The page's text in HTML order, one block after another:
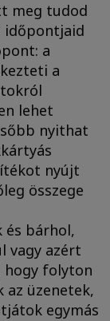
meg tudod
időpontjaid
a
a
lehet
nyithat
nyújt
összege
és bárhol,
vagy azért
hogy folyton
az üzenetek,
egymás